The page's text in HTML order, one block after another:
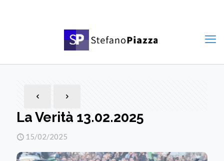
La Verità 13.02.2025
15/02/2025